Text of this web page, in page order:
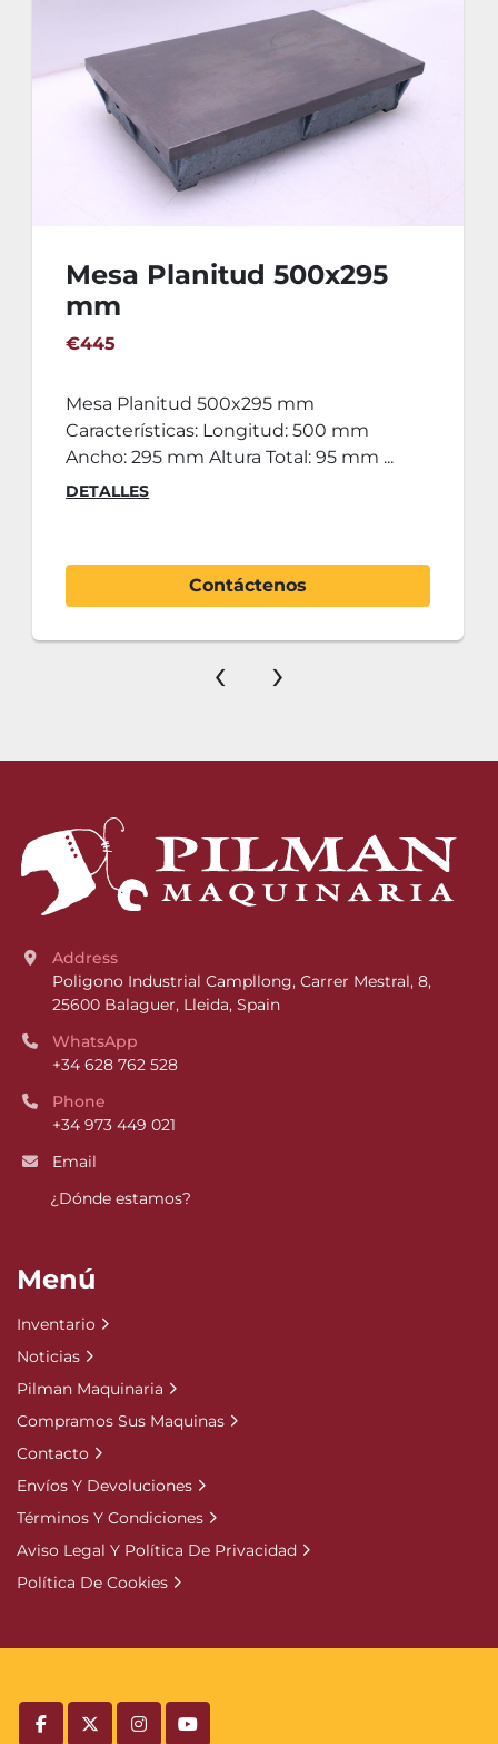
Mesa Planitud 500x295
mm
€445
Mesa Planitud 500x295 mm
Características: Longitud: 500 mm
Ancho: 295 mm Altura Total: 95 mm ...
DETALLES
Contáctenos
‹ ›
facebooktwitterinstagramyoutube
Address
Poligono Industrial Campllong, Carrer Mestral, 8,
25600 Balaguer, Lleida, Spain
WhatsApp
+34 628 762 528
Phone
+34 973 449 021
Email
¿Dónde estamos?
Menú
Inventario
Noticias
Pilman Maquinaria
Compramos Sus Maquinas
Contacto
Envíos Y Devoluciones
Términos Y Condiciones
Aviso Legal Y Política De Privacidad
Política De Cookies